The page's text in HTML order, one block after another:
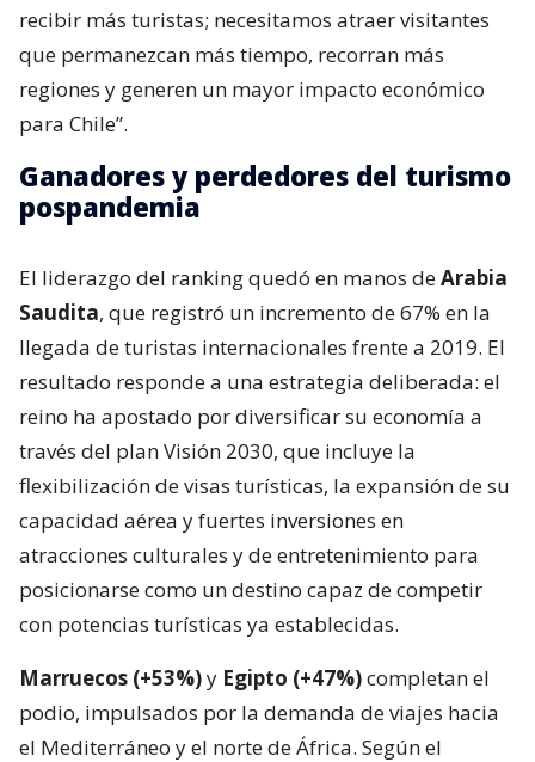
recibir más turistas; necesitamos atraer visitantes
que permanezcan más tiempo, recorran más
regiones y generen un mayor impacto económico
para Chile”.
Ganadores y perdedores del turismo
pospandemia
El liderazgo del ranking quedó en manos deArabia
Saudita, que registró un incremento de 67% en la
llegada de turistas internacionales frente a 2019. El
resultado responde a una estrategia deliberada: el
reino ha apostado por diversificar su economía a
través del plan Visión 2030, que incluye la
flexibilización de visas turísticas, la expansión de su
capacidad aérea y fuertes inversiones en
atracciones culturales y de entretenimiento para
posicionarse como un destino capaz de competir
con potencias turísticas ya establecidas.
Marruecos (+53%)y Egipto (+47%)completan el
podio, impulsados por la demanda de viajes hacia
el Mediterráneo y el norte de África. Según el